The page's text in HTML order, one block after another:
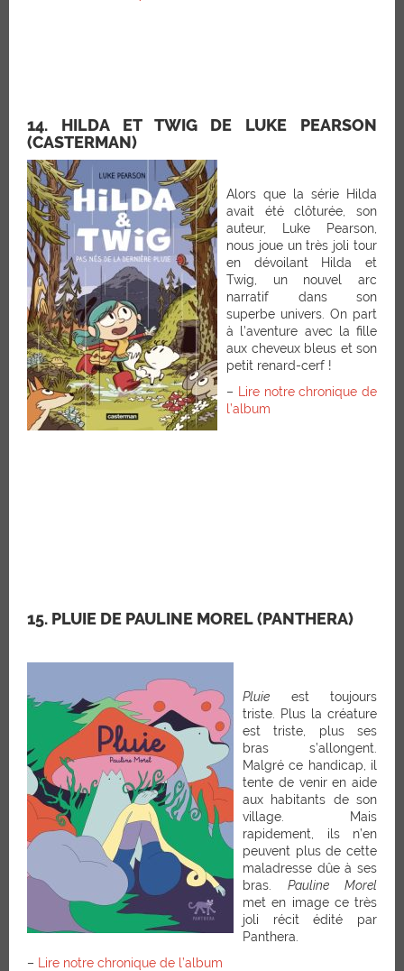
14. HILDA ET TWIG DE LUKE PEARSON
(CASTERMAN)
Alors que la série Hilda
avait été clôturée, son
auteur, Luke Pearson,
nous joue un très joli tour
en dévoilant Hilda et
Twig, un nouvel arc
narratif dans son
superbe univers. On part
à l’aventure avec la fille
aux cheveux bleus et son
petit renard-cerf !
–
Lire notre chronique de
l’album
15. PLUIE DE PAULINE MOREL (PANTHERA)
Pluie est toujours
triste. Plus la créature
est triste, plus ses
bras s’allongent.
Malgré ce handicap, il
tente de venir en aide
aux habitants de son
village. Mais
rapidement, ils n’en
peuvent plus de cette
maladresse dûe à ses
bras. Pauline Morel
met en image ce très
joli récit édité par
Panthera.
–
Lire notre chronique de l’album